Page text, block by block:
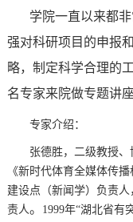
学院一直以来都
强对科研项目的申报
略，制定科学合理的
名专家来院做专题讲
专家介绍：
张德胜，二级教授
《新时代体育全媒体传
建设点（新闻学）负责
责人。
1999年“湖北省有